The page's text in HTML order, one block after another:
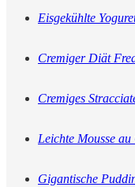
Eisgekühlte
Cremiger Diät
Cremiges
Leichte Mousse
Gigantische